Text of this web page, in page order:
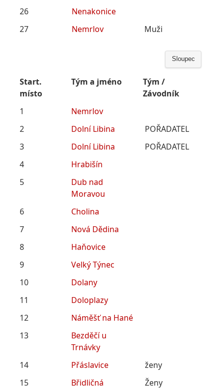
26
Nenakonice
27
Nemrlov Muži
Sloupec
Start.
místo
Tým a jméno
Tým /
Závodník
1
Nemrlov
2
Dolní Libina
POŘADATEL
3
Dolní Libina
POŘADATEL
4
Hrabišín
5
Dub nad
Moravou
6
Cholina
7
Nová Dědina
8
Haňovice
9
Velký Týnec
10
Dolany
11
Doloplazy
12
Náměšť na Hané
13
Bezděčí u
Trnávky
14
Přáslavice
ženy
15
Břidličná
Ženy